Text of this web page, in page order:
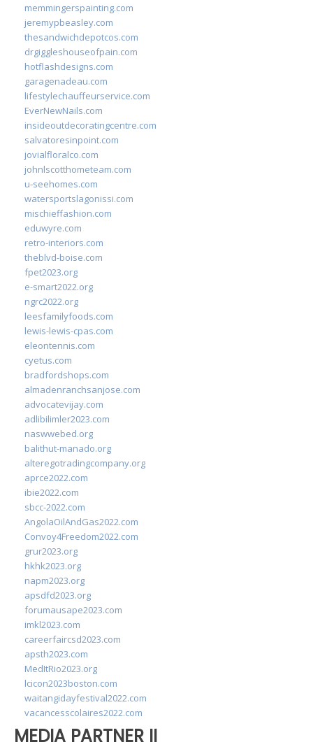
memmingerspainting.com
jeremypbeasley.com
thesandwichdepotcos.com
drgiggleshouseofpain.com
hotflashdesigns.com
garagenadeau.com
lifestylechauffeurservice.com
EverNewNails.com
insideoutdecoratingcentre.com
salvatoresinpoint.com
jovialfloralco.com
johnlscotthometeam.com
u-seehomes.com
watersportslagonissi.com
mischieffashion.com
eduwyre.com
retro-interiors.com
theblvd-boise.com
fpet2023.org
e-smart2022.org
ngrc2022.org
leesfamilyfoods.com
lewis-lewis-cpas.com
eleontennis.com
cyetus.com
bradfordshops.com
almadenranchsanjose.com
advocatevijay.com
adlibilimler2023.com
naswwebed.org
balithut-manado.org
alteregotradingcompany.org
aprce2022.com
ibie2022.com
sbcc-2022.com
AngolaOilAndGas2022.com
Convoy4Freedom2022.com
grur2023.org
hkhk2023.org
napm2023.org
apsdfd2023.org
forumausape2023.com
imkl2023.com
careerfaircsd2023.com
apsth2023.com
MedItRio2023.org
lcicon2023boston.com
waitangidayfestival2022.com
vacancesscolaires2022.com
MEDIA PARTNER II